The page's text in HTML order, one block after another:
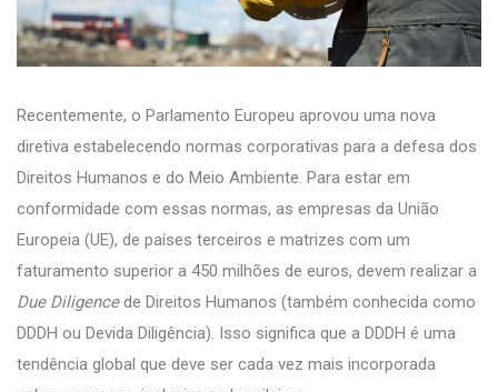
Recentemente, o Parlamento Europeu aprovou uma nova
diretiva estabelecendo normas corporativas para a defesa dos
Direitos Humanos e do Meio Ambiente. Para estar em
conformidade com essas normas, as empresas da União
Europeia (UE), de países terceiros e matrizes com um
faturamento superior a 450 milhões de euros, devem realizar a
Due Diligencede Direitos Humanos (também conhecida como
DDDH ou Devida Diligência). Isso significa que a DDDH é uma
tendência global que deve ser cada vez mais incorporada